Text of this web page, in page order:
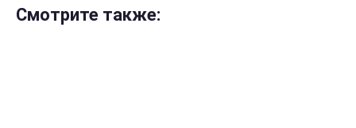
Смотрите также: